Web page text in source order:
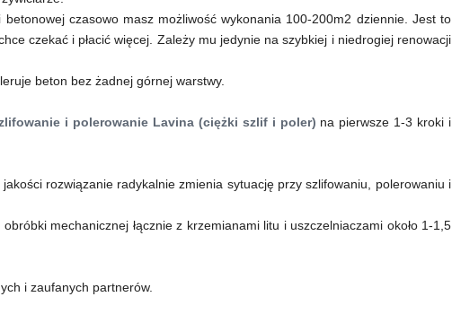
czasowo masz możliwość wykonania 100-200m2 dziennie. Jest to
czekać i płacić więcej. Zależy mu jedynie na szybkiej i niedrogiej renowacji
beton bez żadnej górnej warstwy.
i polerowanie Lavina (ciężki szlif i poler) na pierwsze 1-3 kroki i
rozwiązanie radykalnie zmienia sytuację przy szlifowaniu, polerowaniu i
mechanicznej łącznie z krzemianami litu i uszczelniaczami około 1-1,5
i zaufanych partnerów.